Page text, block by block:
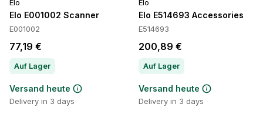
Elo
Elo E001002 Scanner
E001002
77,19 €
Auf Lager
Versand heute
Delivery in 3 days
Elo
Elo E514693 Accessories
E514693
200,89 €
Auf Lager
Versand heute
Delivery in 3 days